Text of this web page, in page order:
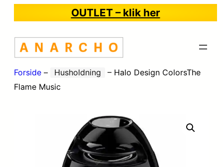
OUTLET – klik her
Forside – Husholdning – Halo Design ColorsThe
Flame Music